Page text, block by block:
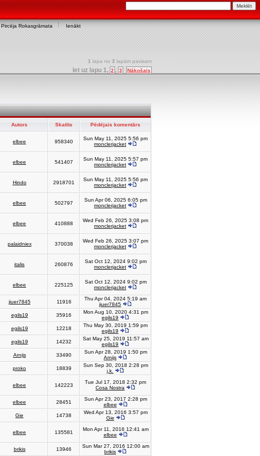
Pircēja Rokasgrāmata Ienākt
1 lapa no 3 lapām pavisam
Iet uz lapu 1, 2 , 3 Nākošais
Autors Skatīts
Pēdējais komentārs
elbee 958340
Sun May 11, 2025 5:56 pm
monclerjacket
elbee 541407
Sun May 11, 2025 5:57 pm
monclerjacket
Hindo 2918701
Sun May 11, 2025 5:56 pm
monclerjacket
elbee 502797
Sun Apr 06, 2025 6:05 pm
monclerjacket
elbee 410888
Wed Feb 26, 2025 3:08 pm
monclerjacket
palaidniex 370038
Wed Feb 26, 2025 3:07 pm
monclerjacket
italis 260876
Sat Oct 12, 2024 9:02 pm
monclerjacket
elbee 225125
Sat Oct 12, 2024 9:02 pm
monclerjacket
jiuer7845 11916
Thu Apr 04, 2024 5:19 am
jiuer7845
egils19 35916
Mon Aug 10, 2020 4:31 pm
egils19
egils19 12218
Thu May 30, 2019 1:59 pm
egils19
egils19 14232
Sat May 25, 2019 11:57 am
egils19
Arnijs 33490
Sun Apr 28, 2019 1:50 pm
Arnijs
proko 18839
Sun Sep 30, 2018 2:28 pm
j.k.
elbee 142223
Tue Jul 17, 2018 2:32 pm
Cosa Nostra
elbee 28451
Sun Apr 23, 2017 2:28 pm
elbee
Gie 14738
Wed Apr 13, 2016 3:57 pm
Gie
elbee 135581
Mon Apr 11, 2016 12:41 am
elbee
brikis 13946
Sun Mar 27, 2016 12:00 am
brikis